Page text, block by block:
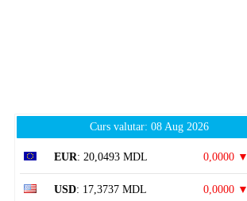
Curs valutar: 08 Aug 2026
EUR: 20,0493 MDL 0,0000 ▼
USD: 17,3737 MDL 0,0000 ▼